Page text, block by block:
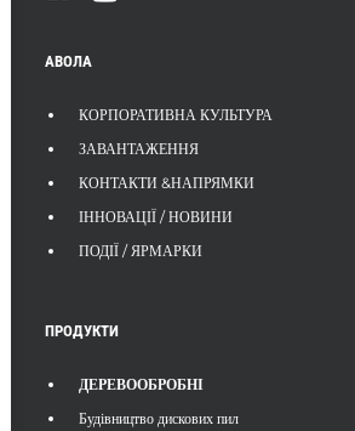
АВОЛА
КОРПОРАТИВНА КУЛЬТУРА
ЗАВАНТАЖЕННЯ
КОНТАКТИ &НАПРЯМКИ
ІННОВАЦІЇ / НОВИНИ
ПОДІЇ / ЯРМАРКИ
ПРОДУКТИ
ДЕРЕВООБРОБНІ
Будівництво дискових пил